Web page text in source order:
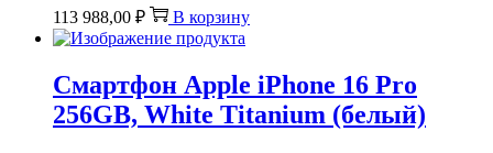
113 988,00 ₽ В корзину
Смартфон Apple iPhone 16 Pro
256GB, White Titanium (белый)